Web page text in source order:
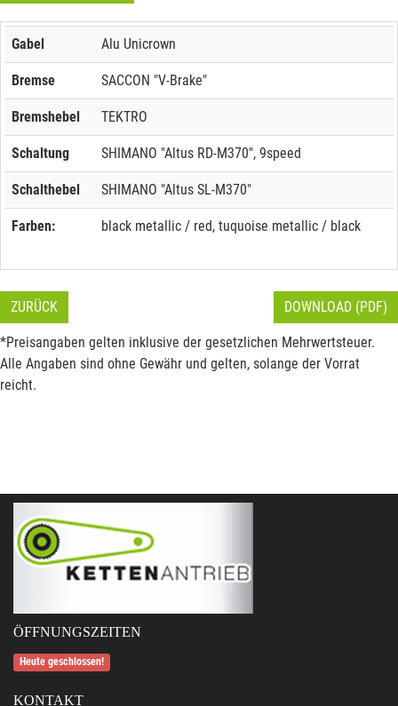
Gabel Alu Unicrown
Bremse SACCON "V-Brake"
Bremshebel TEKTRO
Schaltung SHIMANO "Altus RD-M370", 9speed
Schalthebel SHIMANO "Altus SL-M370"
Farben: black metallic / red, tuquoise metallic / black
ZURÜCK DOWNLOAD (PDF)
*Preisangaben gelten inklusive der gesetzlichen Mehrwertsteuer.
Alle Angaben sind ohne Gewähr und gelten, solange der Vorrat
reicht.
ÖFFNUNGSZEITEN
Heute geschlossen!
KONTAKT